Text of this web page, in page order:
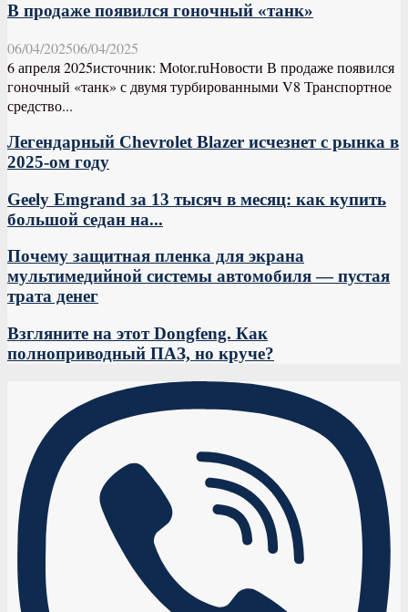
В продаже появился гоночный «танк»
06/04/202506/04/2025
6 апреля 2025источник: Motor.ruНовости В продаже появился
гоночный «танк» с двумя турбированными V8 Транспортное
средство...
Легендарный Chevrolet Blazer исчезнет с рынка в
2025-ом году
Geely Emgrand за 13 тысяч в месяц: как купить
большой седан на...
Почему защитная пленка для экрана
мультимедийной системы автомобиля — пустая
трата денег
Взгляните на этот Dongfeng. Как
полноприводный ПАЗ, но круче?